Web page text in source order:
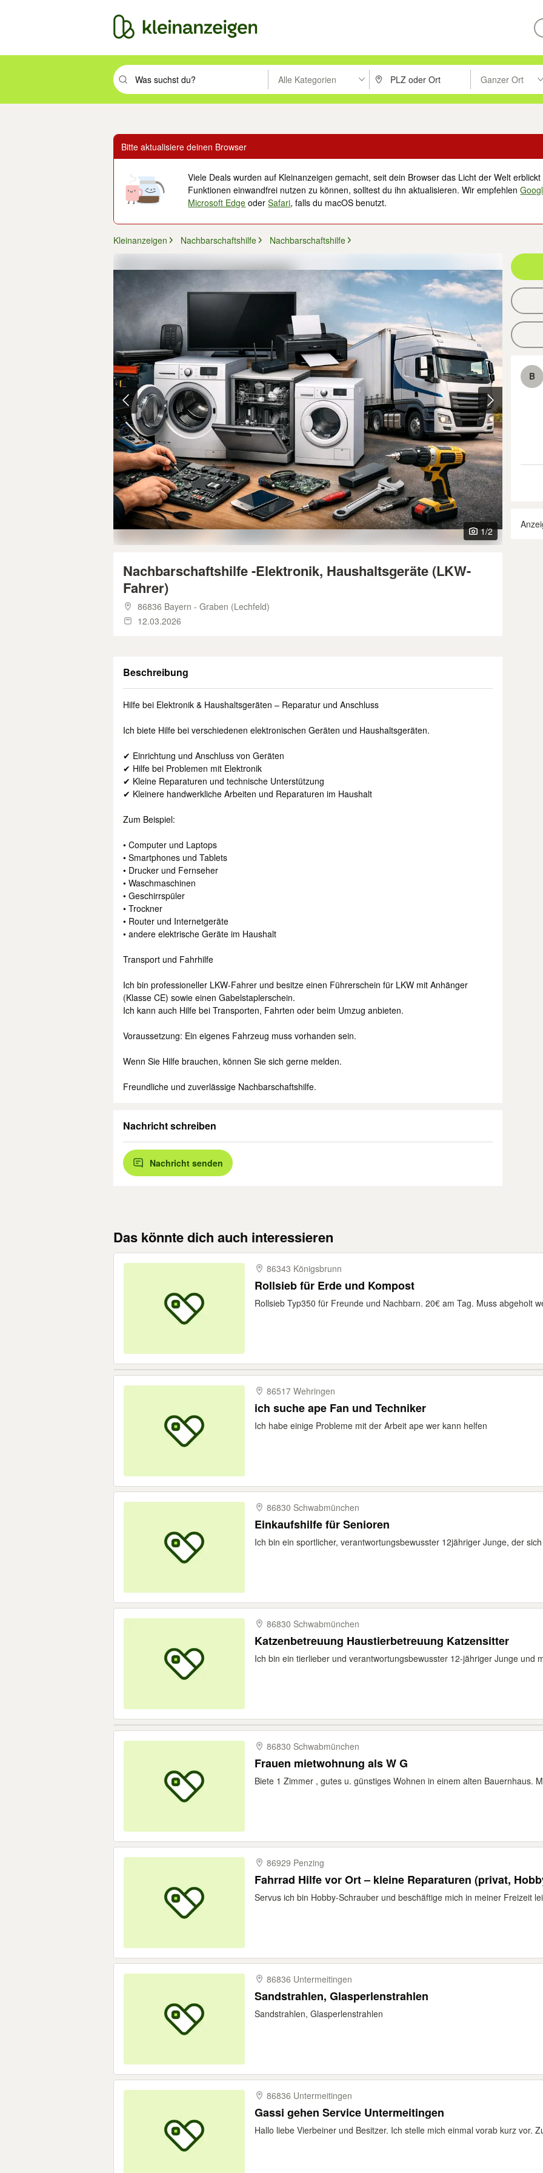
Suchbegriff eingeben. Eingabetaste drücken um zu suchen, oder Vorschläge mit den Pfeiltasten nach oben/
Alle Kategorien PLZ oder Ort eingeben. Eingabetaste
Ganzer Ort
Suche im
Bitte aktualisiere deinen Browser
Viele Deals wurden auf Kleinanzeigen gemacht, seit dein Browser das Licht der Welt
Funktionen einwandfrei nutzen zu können, solltest du ihn aktualisieren. Wir empfehlen
Microsoft Edge oderSafari, falls du macOS benutzt.
Kleinanzeigen Nachbarschaftshilfe Nachbarschaftshilfe
1/2
Nachbarschaftshilfe -Elektronik, Haushaltsgeräte (LKW-
Fahrer)
86836 Bayern - Graben (Lechfeld)
12.03.2026
Beschreibung
Hilfe bei Elektronik & Haushaltsgeräten – Reparatur und Anschluss
Ich biete Hilfe bei verschiedenen elektronischen Geräten und Haushaltsgeräten.
✔ Einrichtung und Anschluss von Geräten
✔ Hilfe bei Problemen mit Elektronik
✔ Kleine Reparaturen und technische Unterstützung
✔ Kleinere handwerkliche Arbeiten und Reparaturen im Haushalt
Zum Beispiel:
• Computer und Laptops
• Smartphones und Tablets
• Drucker und Fernseher
• Waschmaschinen
• Geschirrspüler
• Trockner
• Router und Internetgeräte
• andere elektrische Geräte im Haushalt
Transport und Fahrhilfe
Ich bin professioneller LKW-Fahrer und besitze einen Führerschein für LKW mit Anhänger
(Klasse CE) sowie einen Gabelstaplerschein.
Ich kann auch Hilfe bei Transporten, Fahrten oder beim Umzug anbieten.
Voraussetzung: Ein eigenes Fahrzeug muss vorhanden sein.
Wenn Sie Hilfe brauchen, können Sie sich gerne melden.
Freundliche und zuverlässige Nachbarschaftshilfe.
Nachricht schreiben
Nachricht senden
B
Das könnte dich auch interessieren
86343 Königsbrunn
Rollsieb für Erde und Kompost
Rollsieb Typ350 für Freunde und Nachbarn. 20€ am Tag. Muss abgeholt
86517 Wehringen
ich suche ape Fan und Techniker
Ich habe einige Probleme mit der Arbeit ape wer kann helfen
86830 Schwabmünchen
Einkaufshilfe für Senioren
Ich bin ein sportlicher, verantwortungsbewusster 12jähriger Junge, der
86830 Schwabmünchen
Katzenbetreuung Haustierbetreuung Katzensitter
Ich bin ein tierlieber und verantwortungsbewusster 12-jähriger Junge und
86830 Schwabmünchen
Frauen mietwohnung als W G
Biete 1 Zimmer , gutes u. günstiges Wohnen in einem alten Bauernhaus.
86929 Penzing
Fahrrad Hilfe vor Ort – kleine Reparaturen (privat,
Servus ich bin Hobby-Schrauber und beschäftige mich in meiner Freizeit
86836 Untermeitingen
Sandstrahlen, Glasperlenstrahlen
Sandstrahlen, Glasperlenstrahlen
86836 Untermeitingen
Gassi gehen Service Untermeitingen
Hallo liebe Vierbeiner und Besitzer. Ich stelle mich einmal vorab kurz vor.